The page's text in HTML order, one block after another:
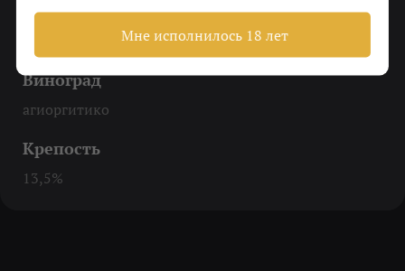
Пить
Виноград
агиоргитико
Крепость
13,5%
Мне исполнилось 18 лет